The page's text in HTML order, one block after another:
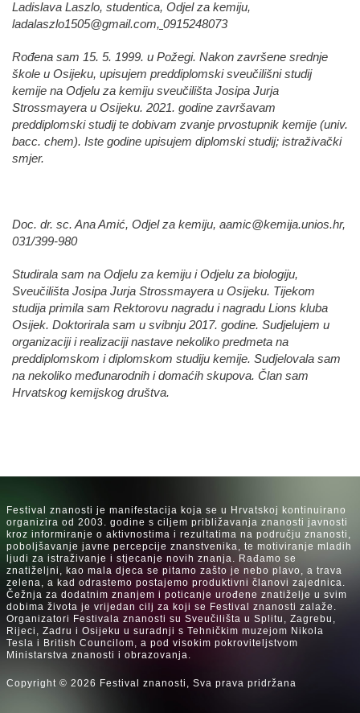
Ladislava Laszlo, studentica, Odjel za kemiju,
ladalaszlo1505@gmail.com, 0915248073
Rođena sam 15. 5. 1999. u Požegi. Nakon završene srednje
škole u Osijeku, upisujem preddiplomski sveučilišni studij
kemije na Odjelu za kemiju sveučilišta Josipa Jurja
Strossmayera u Osijeku. 2021. godine završavam
preddiplomski studij te dobivam zvanje prvostupnik kemije (univ.
bacc. chem). Iste godine upisujem diplomski studij; istraživački
smjer.
Doc. dr. sc. Ana Amić, Odjel za kemiju, aamic@kemija.unios.hr,
031/399-980
Studirala sam na Odjelu za kemiju i Odjelu za biologiju,
Sveučilišta Josipa Jurja Strossmayera u Osijeku. Tijekom
studija primila sam Rektorovu nagradu i nagradu Lions kluba
Osijek. Doktorirala sam u svibnju 2017. godine. Sudjelujem u
organizaciji i realizaciji nastave nekoliko predmeta na
preddiplomskom i diplomskom studiju kemije. Sudjelovala sam
na nekoliko međunarodnih i domaćih skupova. Član sam
Hrvatskog kemijskog društva.
Festival znanosti je manifestacija koja se u Hrvatskoj kontinuirano
organizira od 2003. godine s ciljem približavanja znanosti javnosti
kroz informiranje o aktivnostima i rezultatima na području znanosti,
poboljšavanje javne percepcije znanstvenika, te motiviranje mladih
ljudi za istraživanje i stjecanje novih znanja. Rađamo se
znatiželjni, kao mala djeca se pitamo zašto je nebo plavo, a trava
zelena, a kad odrastemo postajemo produktivni članovi zajednica.
Čežnja za dodatnim znanjem i poticanje urođene znatiželje u svim
dobima života je vrijedan cilj za koji se Festival znanosti zalaže.
Organizatori Festivala znanosti su Sveučilišta u Splitu, Zagrebu,
Rijeci, Zadru i Osijeku u suradnji s Tehničkim muzejom Nikola
Tesla i British Councilom, a pod visokim pokroviteljstvom
Ministarstva znanosti i obrazovanja.
Copyright © 2026 Festival znanosti, Sva prava pridržana